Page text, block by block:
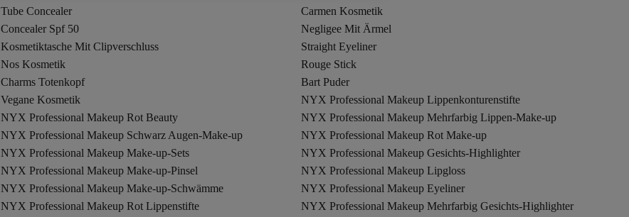
Tube Concealer
Carmen Kosmetik
Concealer Spf 50
Negligee Mit Ärmel
Kosmetiktasche Mit Clipverschluss
Straight Eyeliner
Nos Kosmetik
Rouge Stick
Charms Totenkopf
Bart Puder
Vegane Kosmetik
NYX Professional Makeup Lippenkonturenstifte
NYX Professional Makeup Rot Beauty
NYX Professional Makeup Mehrfarbig Lippen-Make-up
NYX Professional Makeup Schwarz Augen-Make-up
NYX Professional Makeup Rot Make-up
NYX Professional Makeup Make-up-Sets
NYX Professional Makeup Gesichts-Highlighter
NYX Professional Makeup Make-up-Pinsel
NYX Professional Makeup Lipgloss
NYX Professional Makeup Make-up-Schwämme
NYX Professional Makeup Eyeliner
NYX Professional Makeup Rot Lippenstifte
NYX Professional Makeup Mehrfarbig Gesichts-Highlighter